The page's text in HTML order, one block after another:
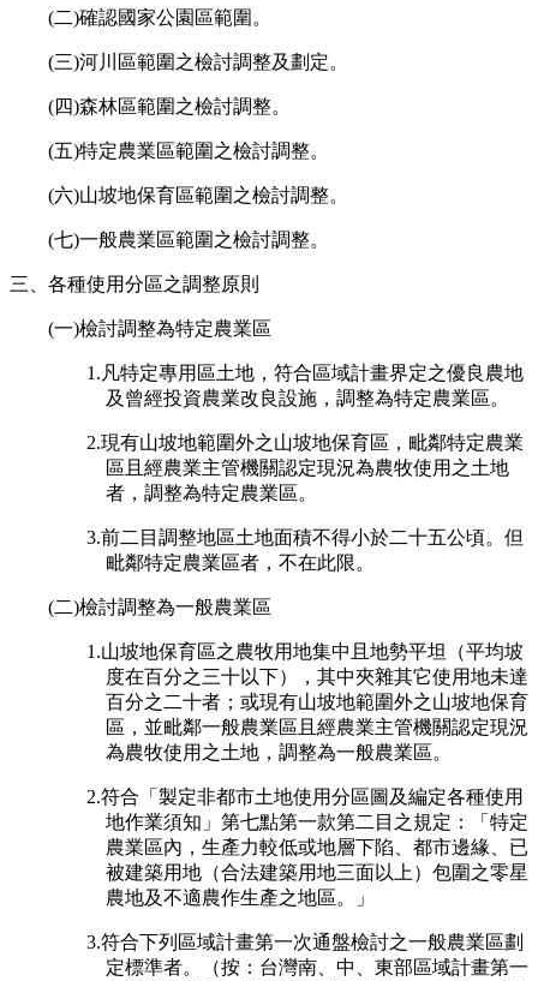
(二)確認國家公園區範圍。
(三)河川區範圍之檢討調整及劃定。
(四)森林區範圍之檢討調整。
(五)特定農業區範圍之檢討調整。
(六)山坡地保育區範圍之檢討調整。
(七)一般農業區範圍之檢討調整。
三、各種使用分區之調整原則
(一)檢討調整為特定農業區
1.凡特定專用區土地，符合區域計畫界定之優良農地
及曾經投資農業改良設施，調整為特定農業區。
2.現有山坡地範圍外之山坡地保育區，毗鄰特定農業
區且經農業主管機關認定現況為農牧使用之土地
者，調整為特定農業區。
3.前二目調整地區土地面積不得小於二十五公頃。但
毗鄰特定農業區者，不在此限。
(二)檢討調整為一般農業區
1.山坡地保育區之農牧用地集中且地勢平坦（平均坡
度在百分之三十以下），其中夾雜其它使用地未達
百分之二十者；或現有山坡地範圍外之山坡地保育
區，並毗鄰一般農業區且經農業主管機關認定現況
為農牧使用之土地，調整為一般農業區。
2.符合「製定非都市土地使用分區圖及編定各種使用
地作業須知」第七點第一款第二目之規定：「特定
農業區內，生產力較低或地層下陷、都市邊緣、已
被建築用地（合法建築用地三面以上）包圍之零星
農地及不適農作生產之地區。」
3.符合下列區域計畫第一次通盤檢討之一般農業區劃
定標準者。（按：台灣南、中、東部區域計畫第一